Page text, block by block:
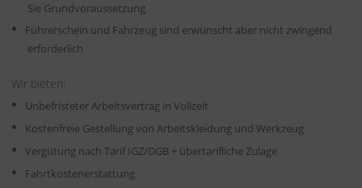
Sie Grundvoraussetzung
Führerschein und Fahrzeug sind erwünscht aber nicht zwingend
erforderlich
Wir bieten:
Unbefristeter Arbeitsvertrag in Vollzeit
Kostenfreie Gestellung von Arbeitskleidung und Werkzeug
Vergütung nach Tarif IGZ/DGB + übertarifliche Zulage
Fahrtkostenerstattung